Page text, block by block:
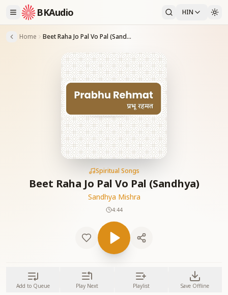
BKAudio HIN
Home Beet Raha Jo Pal Vo Pal (Sandhya)
Spiritual Songs
Beet Raha Jo Pal Vo Pal (Sandhya)
Sandhya Mishra
4:44
Add to Queue Play Next Playlist Save Offline